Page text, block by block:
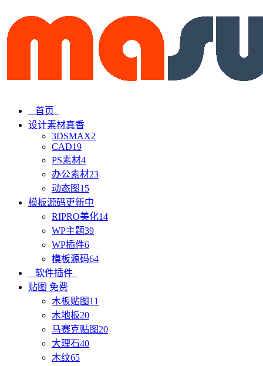
首页
设计素材真香
3DSMAX2
CAD19
PS素材4
办公素材23
动态图 15
模板源码更新中
RIPRO美化14
WP主题39
WP插件6
模板源码64
软件插件
贴图 免费
木板贴图 11
木地板20
马赛克贴图 20
大理石40
木纹65